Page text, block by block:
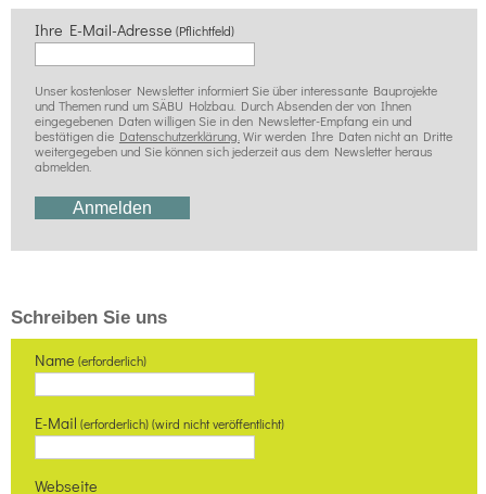
Ihre E-Mail-Adresse (Pflichtfeld)
Unser kostenloser Newsletter informiert Sie über interessante Bauprojekte
und Themen rund um SÄBU Holzbau. Durch Absenden der von Ihnen
eingegebenen Daten willigen Sie in den Newsletter-Empfang ein und
bestätigen die Datenschutzerklärung. Wir werden Ihre Daten nicht an Dritte
weitergegeben und Sie können sich jederzeit aus dem Newsletter heraus
abmelden.
Schreiben Sie uns
Name (erforderlich)
E-Mail (erforderlich) (wird nicht veröffentlicht)
Webseite